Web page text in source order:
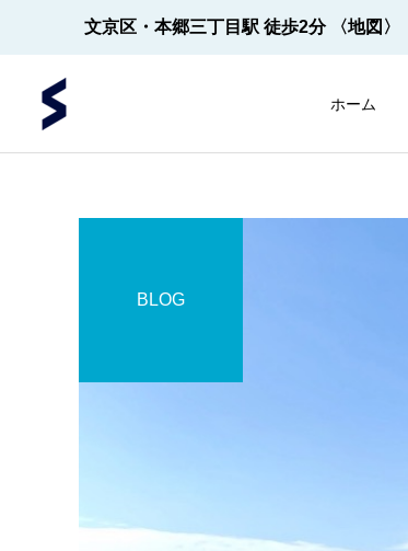
文京区・本郷三丁目駅 徒歩2分 〈地図〉
ホーム
内視鏡の先端！
BLOG